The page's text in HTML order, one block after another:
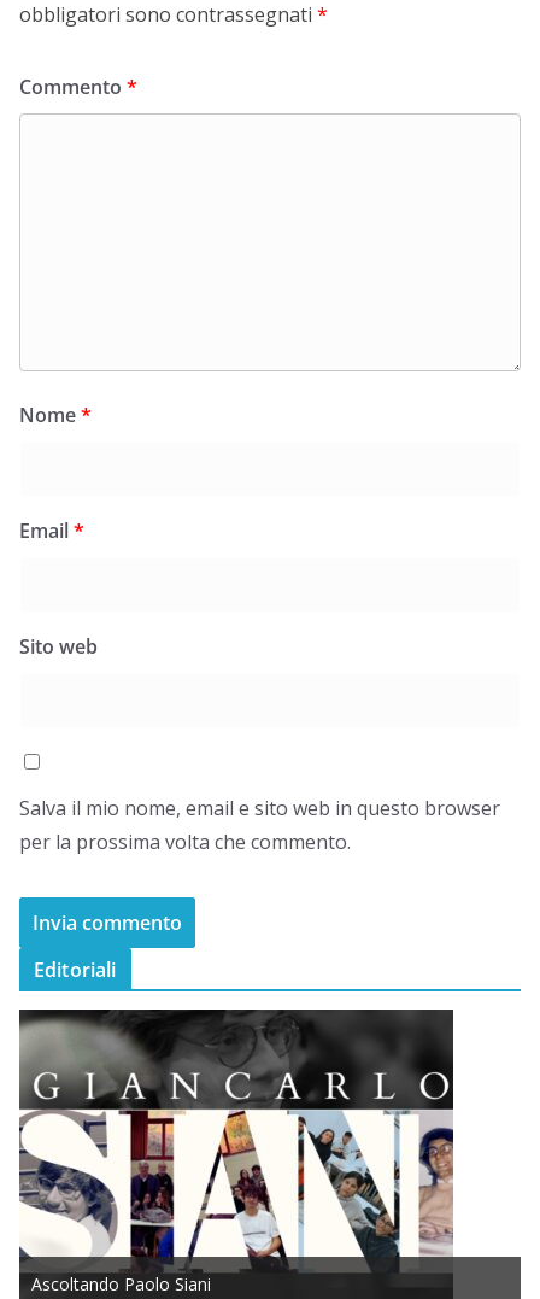
obbligatori sono contrassegnati *
Commento *
Nome*
Email*
Sito web
Salva il mio nome, email e sito web in questo browser
per la prossima volta che commento.
Editoriali
Ascoltando Paolo Siani